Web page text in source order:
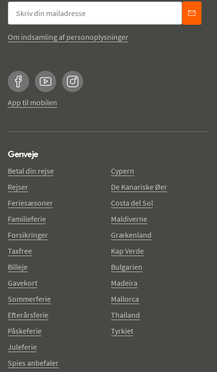
Om indsamling af personoplysninger
FacebookYouTubeInstagram
App til mobilen
Genveje
Betal din rejse
Rejser
Feriesæsoner
Familieferie
Forsikringer
Taxfree
Billeje
Gavekort
Sommerferie
Efterårsferie
Påskeferie
Juleferie
Spies anbefaler
Cypern
De Kanariske Øer
Costa del Sol
Maldiverne
Grækenland
Kap Verde
Bulgarien
Madeira
Mallorca
Thailand
Tyrkiet